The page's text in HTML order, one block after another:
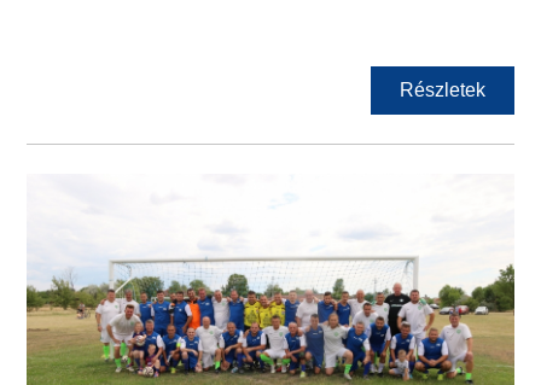
Részletek